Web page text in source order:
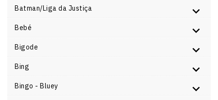
Batman/Liga da Justiça
Bebé
Bigode
Bing
Bingo - Bluey